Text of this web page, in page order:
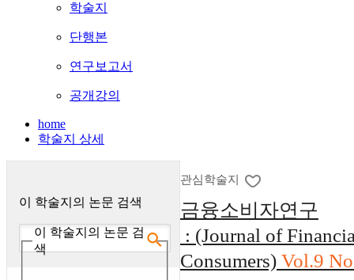
학술지
단행본
연구보고서
공개강의
home
학술지 상세
이 학술지의 논문 검색
이 학술지의 논문 검
색
관심학술지
금융소비자연구
: (Journal of
Consumers) Vol.9